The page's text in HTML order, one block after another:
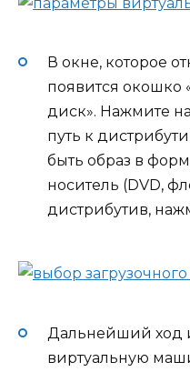
В окне, которое
появится окошко
диск». Нажмите
путь к
быть образ в
носитель (DVD,
дистрибутив,
Дальнейший ход
виртуальную